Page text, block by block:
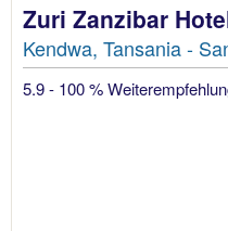
Zuri Zanzibar
Kendwa, Tansania -
5.9 - 100 %